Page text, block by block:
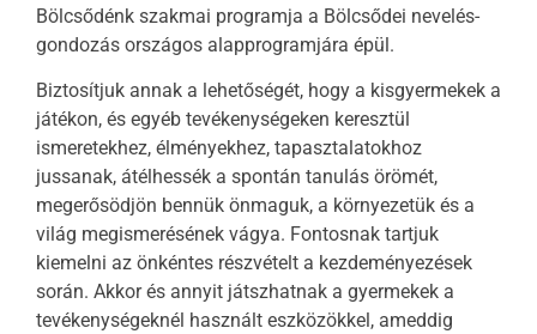
Bölcsődénk szakmai programja a Bölcsődei nevelés-
gondozás országos alapprogramjára épül.
Biztosítjuk annak a lehetőségét, hogy a kisgyermekek a
játékon, és egyéb tevékenységeken keresztül
ismeretekhez, élményekhez, tapasztalatokhoz
jussanak, átélhessék a spontán tanulás örömét,
megerősödjön bennük önmaguk, a környezetük és a
világ megismerésének vágya. Fontosnak tartjuk
kiemelni az önkéntes részvételt a kezdeményezések
során. Akkor és annyit játszhatnak a gyermekek a
tevékenységeknél használt eszközökkel, ameddig